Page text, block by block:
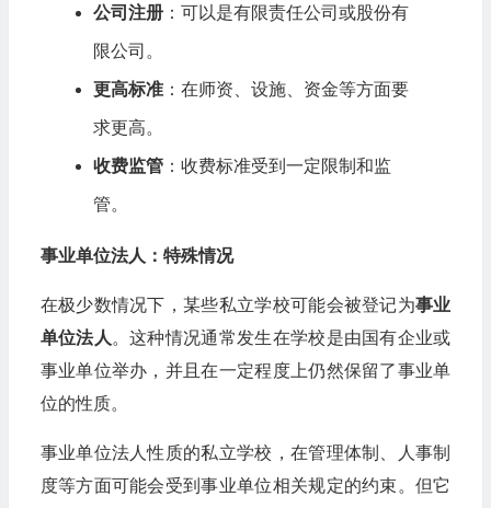
公司注册：可以是有限责任公司或股份有
限公司。
更高标准：在师资、设施、资金等方面要
求更高。
收费监管：收费标准受到一定限制和监
管。
事业单位法人：特殊情况
在极少数情况下，某些私立学校可能会被登记为事业
单位法人 。这种情况通常发生在学校是由国有企业或
事业单位举办，并且在一定程度上仍然保留了事业单
位的性质。
事业单位法人性质的私立学校，在管理体制、人事制
度等方面可能会受到事业单位相关规定的约束。但它